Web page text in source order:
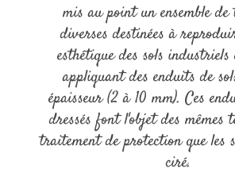
mis au point un ensemble de
diverses destinées à
esthétique des sols industriels
appliquant des enduits de
épaisseur (2 à 10 mm). Ces
dressés font l'objet des mêmes
traitement de protection que les
ciré.